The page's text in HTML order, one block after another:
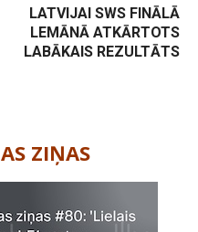
LATVIJAI SWS FINĀLĀ
LEMĀNĀ ATKĀRTOTS
LABĀKAIS REZULTĀTS
ZIŅAS